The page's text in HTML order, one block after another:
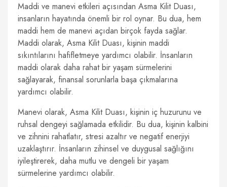
Maddi ve manevi etkileri açısından Asma Kilit Duası,
insanların hayatında önemli bir rol oynar. Bu dua, hem
maddi hem de manevi açıdan birçok fayda sağlar.
Maddi olarak, Asma Kilit Duası, kişinin maddi
sıkıntılarını hafifletmeye yardımcı olabilir. İnsanların
maddi olarak daha rahat bir yaşam sürmelerini
sağlayarak, finansal sorunlarla başa çıkmalarına
yardımcı olabilir.
Manevi olarak, Asma Kilit Duası, kişinin iç huzurunu ve
ruhsal dengeyi sağlamada etkilidir. Bu dua, kişinin kalbini
ve zihnini rahatlatır, stresi azaltır ve negatif enerjiyi
uzaklaştırır. İnsanların zihinsel ve duygusal sağlığını
iyileştirerek, daha mutlu ve dengeli bir yaşam
sürmelerine yardımcı olabilir.